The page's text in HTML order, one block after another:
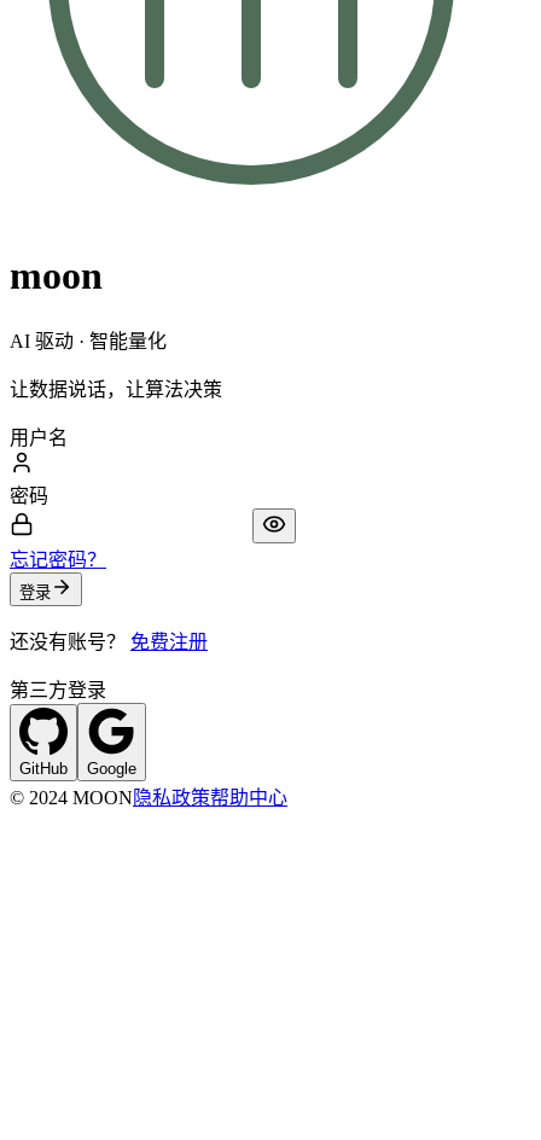
moon
AI 驱动 · 智能量化
让数据说话，让算法决策
用户名
密码
忘记密码？
登录
还没有账号？ 免费注册
第三方登录
GitHub Google
© 2024 MOON 隐私政策帮助中心